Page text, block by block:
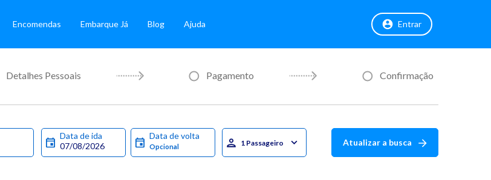
Encomendas Embarque Já Blog Ajuda Entrar
Detalhes Pessoais Pagamento Confirmação
Data de ida Data de volta
1 Passageiro Atualizar a busca